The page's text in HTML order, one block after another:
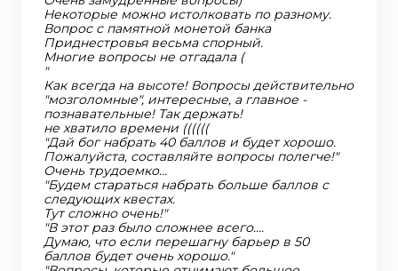
Некоторые можно истолковать по разному.
Вопрос с памятной монетой банка
Приднестровья весьма спорный.
Многие вопросы не отгадала (
"
Как всегда на высоте! Вопросы действительно
"мозголомные", интересные, а главное -
познавательные! Так держать!
не хватило времени ((((((
"Дай бог набрать 40 баллов и будет хорошо.
Пожалуйста, составляйте вопросы полегче!"
Очень трудоемко...
"Будем стараться набрать больше баллов с
следующих квестах.
Тут сложно очень!"
"В этот раз было сложнее всего....
Думаю, что если перешагну барьер в 50
баллов будет очень хорошо."